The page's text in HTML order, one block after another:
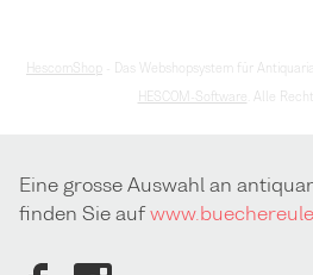
HescomShop
- Das Webshopsystem für
HESCOM-Software
. Alle
Eine grosse Auswahl an
finden Sie auf